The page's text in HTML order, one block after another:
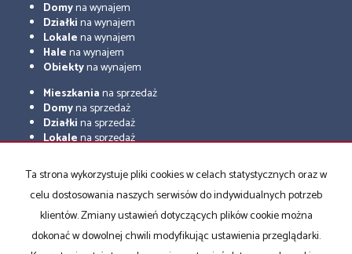
Domyna wynajem
Działkina wynajem
Lokalena wynajem
Halena wynajem
Obiektyna wynajem
Mieszkaniana sprzedaż
Domyna sprzedaż
Działkina sprzedaż
Lokalena sprzedaż
Obiektyna sprzedaż
Strona główna Sprzedaż Wynajem Kup Sprzedaj Kontakt Rodo
Certyfikaty
Ta strona wykorzystuje pliki cookies w celach statystycznych oraz w
celu dostosowania naszych serwisów do indywidualnych potrzeb
klientów. Zmiany ustawień dotyczących plików cookie można
dokonać w dowolnej chwili modyfikując ustawienia przeglądarki.